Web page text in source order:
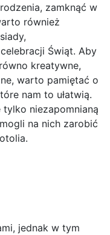
zamknąć w
również
Świąt. Aby
kreatywne,
warto pamiętać o
nam to ułatwią.
niezapomnianą
na nich zarobić
jednak w tym